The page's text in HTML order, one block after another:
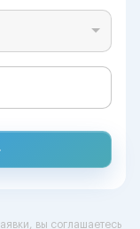
вы соглашаетесь